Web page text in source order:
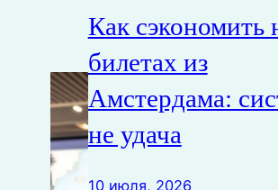
Как сэкономить
билетах из
Амстердама:
не удача
10 июля, 2026